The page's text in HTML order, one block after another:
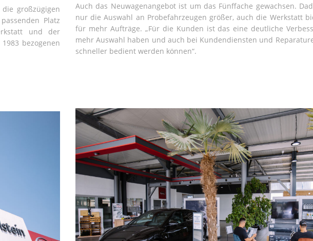
großzügigen
Platz
und der
bezogenen
Auch das Neuwagenangebot ist um das Fünffache gewachsen.
nur die Auswahl an Probefahrzeugen größer, auch die Werkstatt
für mehr Aufträge. „Für die Kunden ist das eine deutliche
mehr Auswahl haben und auch bei Kundendiensten und
schneller bedient werden können“.